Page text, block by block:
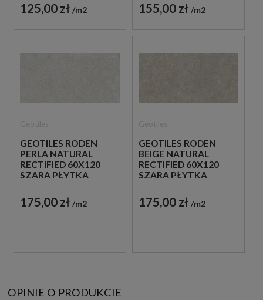
125,00 zł m2 155,00 zł m2
GEOTILES RODEN
PERLA NATURAL
RECTIFIED 60X120
SZARA PŁYTKA
175,00 zł m2
GEOTILES RODEN
BEIGE NATURAL
RECTIFIED 60X120
SZARA PŁYTKA
175,00 zł m2
OPINIE O PRODUKCIE